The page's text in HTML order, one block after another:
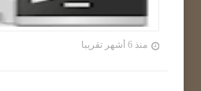
منذ 6 أشهر تقريبا